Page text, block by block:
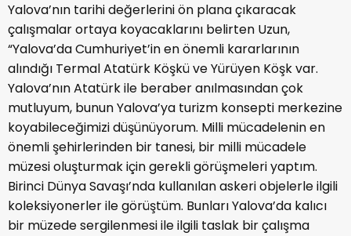
Yalova’nın tarihi değerlerini ön plana çıkaracak
çalışmalar ortaya koyacaklarını belirten Uzun,
“Yalova’da Cumhuriyet’in en önemli kararlarının
alındığı Termal Atatürk Köşkü ve Yürüyen Köşk var.
Yalova’nın Atatürk ile beraber anılmasından çok
mutluyum, bunun Yalova’ya turizm konsepti merkezine
koyabileceğimizi düşünüyorum. Milli mücadelenin en
önemli şehirlerinden bir tanesi, bir milli mücadele
müzesi oluşturmak için gerekli görüşmeleri yaptım.
Birinci Dünya Savaşı’nda kullanılan askeri objelerle ilgili
koleksiyonerler ile görüştüm. Bunları Yalova’da kalıcı
bir müzede sergilenmesi ile ilgili taslak bir çalışma